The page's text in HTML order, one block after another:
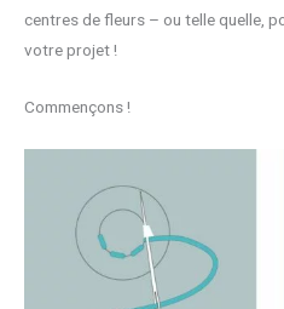
centres de fleurs – ou telle quelle,
votre projet !
Commençons !